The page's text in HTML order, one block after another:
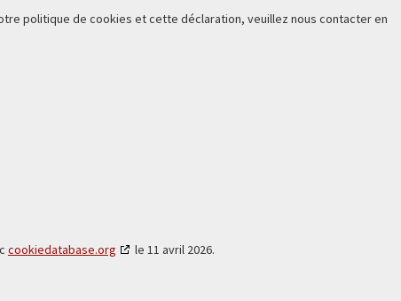
politique de cookies et cette déclaration, veuillez nous contacter en
cookiedatabase.org le 11 avril 2026.